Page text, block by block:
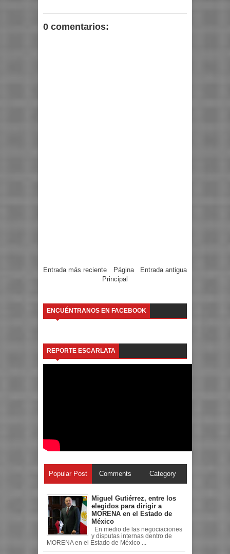
0 comentarios:
Entrada más reciente Entrada antigua
Página
Principal
ENCUÉNTRANOS EN FACEBOOK
REPORTE ESCARLATA
Popular Post Comments Category
Miguel Gutiérrez, entre los
elegidos para dirigir a
MORENA en el Estado de
México
En medio de las negociaciones
y disputas internas dentro de
MORENA en el Estado de México ...